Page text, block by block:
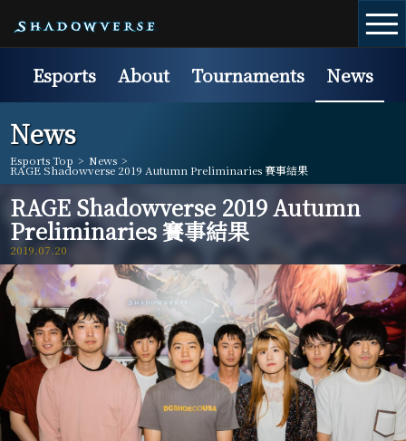
Esports About Tournaments News
News
Esports Top > News >
RAGE Shadowverse 2019 Autumn Preliminaries 賽事結果
RAGE Shadowverse 2019 Autumn
Preliminaries 賽事結果
2019.07.20